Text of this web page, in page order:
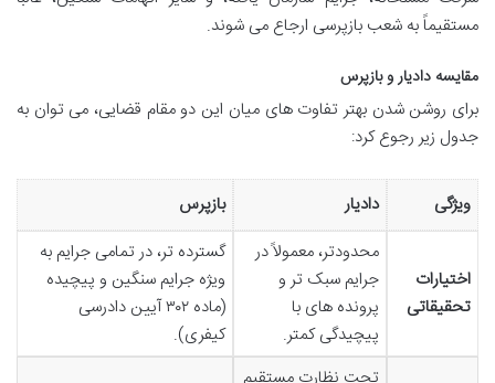
مستقیماً به شعب بازپرسی ارجاع می شوند.
مقایسه دادیار و بازپرس
برای روشن شدن بهتر تفاوت های میان این دو مقام قضایی، می توان به
جدول زیر رجوع کرد:
ویژگی دادیار بازپرس
اختیارات
تحقیقاتی
محدودتر، معمولاً در
جرایم سبک تر و
پرونده های با
پیچیدگی کمتر.
گسترده تر، در تمامی جرایم به
ویژه جرایم سنگین و پیچیده
(ماده ۳۰۲ آیین دادرسی
کیفری).